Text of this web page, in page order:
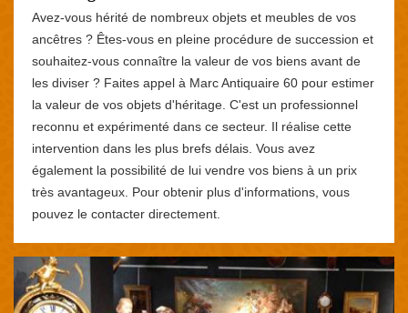
Avez-vous hérité de nombreux objets et meubles de vos
ancêtres ? Êtes-vous en pleine procédure de succession et
souhaitez-vous connaître la valeur de vos biens avant de
les diviser ? Faites appel à Marc Antiquaire 60 pour estimer
la valeur de vos objets d'héritage. C'est un professionnel
reconnu et expérimenté dans ce secteur. Il réalise cette
intervention dans les plus brefs délais. Vous avez
également la possibilité de lui vendre vos biens à un prix
très avantageux. Pour obtenir plus d'informations, vous
pouvez le contacter directement.